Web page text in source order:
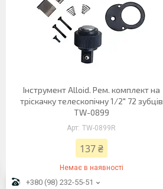
Інструмент Alloid. Рем. комплект на
тріскачку телескопічну 1/2" 72 зубців
TW-0899
TW-0899R
137 ₴
Немає в наявності
+380 (98) 232-55-51